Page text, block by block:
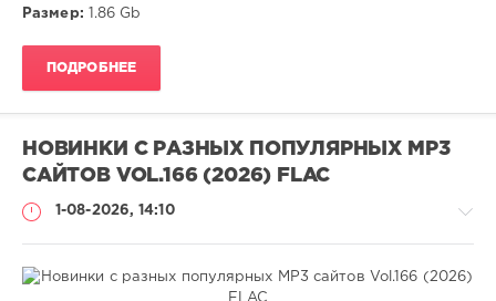
Hip
Hop
Размер: 1.86 Gb
ПОДРОБНЕЕ
НОВИНКИ С РАЗНЫХ ПОПУЛЯРНЫХ MP3
САЙТОВ VOL.166 (2026) FLAC
1-08-2026, 14:10